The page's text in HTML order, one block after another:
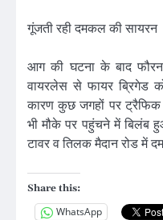
गूंजती रही दमकल की सायरन
आग की घटना के बाद
वायरलेस से फायर ब्रिगेड
कारण कुछ जगहों पर
भी मौके पर पहुंचने में
टावर व तिलक मैदान रोड में
Share this:
WhatsApp